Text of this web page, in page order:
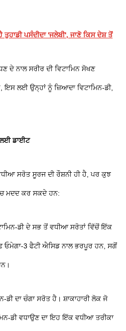
ਤੁਹਾਡੀ ਪਸੰਦੀਦਾ 'ਜਲੇਬੀ', ਜਾਣੋ ਕਿਸ ਦੇਸ਼ ਤੋਂ
ਦੇ ਨਾਲ ਸਰੀਰ ਦੀ ਵਿਟਾਮਿਨ ਸੋਖਣ
ਇਸ ਲਈ ਉਨ੍ਹਾਂ ਨੂੰ ਜ਼ਿਆਦਾ ਵਿਟਾਮਿਨ-ਡੀ,
ਲਈ ਡਾਈਟ
ਸਰੋਤ ਸੂਰਜ ਦੀ ਰੌਸ਼ਨੀ ਹੀ ਹੈ, ਪਰ ਕੁਝ
ਮਦਦ ਕਰ ਸਕਦੇ ਹਨ:
ਡੀ ਦੇ ਸਭ ਤੋਂ ਵਧੀਆ ਸਰੋਤਾਂ ਵਿੱਚੋਂ ਇੱਕ
ਓਮੇਗਾ-3 ਫੈਟੀ ਐਸਿਡ ਨਾਲ ਭਰਪੂਰ ਹਨ, ਸਗੋਂ
ਡੀ ਦਾ ਚੰਗਾ ਸਰੋਤ ਹੈ। ਸ਼ਾਕਾਹਾਰੀ ਲੋਕ ਜੋ
ਡੀ ਵਧਾਉਣ ਦਾ ਇਹ ਇੱਕ ਵਧੀਆ ਤਰੀਕਾ